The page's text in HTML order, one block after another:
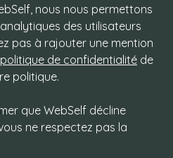
politique de confidentialité